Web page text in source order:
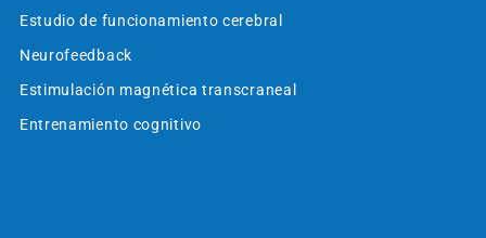
Estudio de funcionamiento cerebral
Neurofeedback
Estimulación magnética transcraneal
Entrenamiento cognitivo